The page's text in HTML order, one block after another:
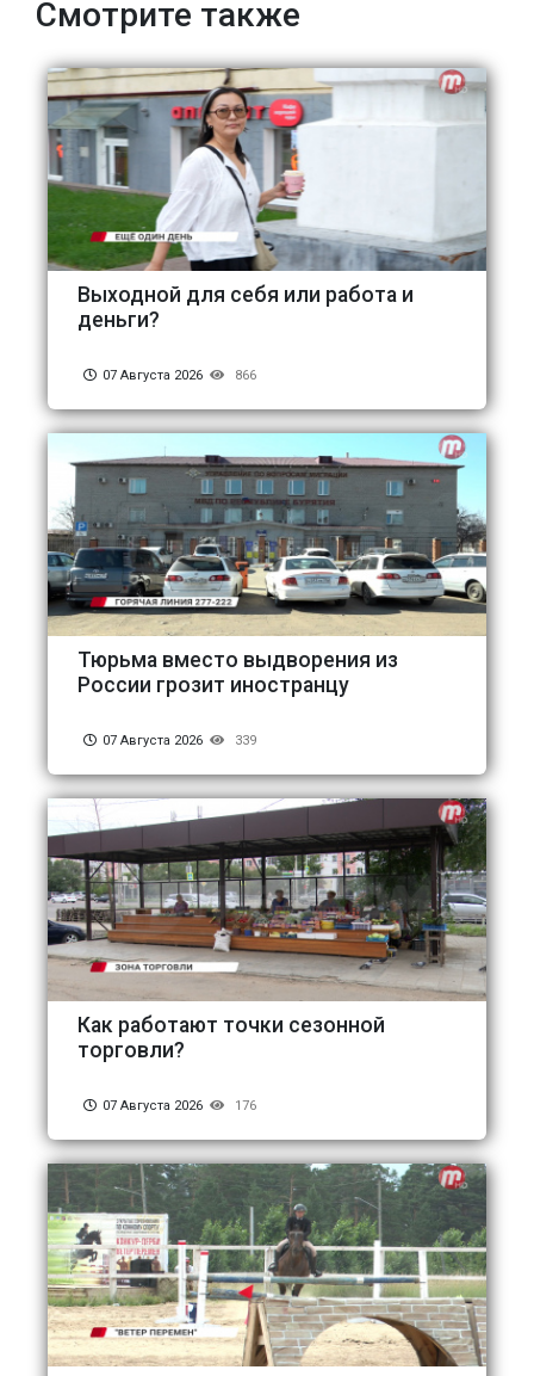
Смотрите также
Выходной для себя или работа и
деньги?
07 Августа 2026 866
Тюрьма вместо выдворения из
России грозит иностранцу
07 Августа 2026 339
Как работают точки сезонной
торговли?
07 Августа 2026 176